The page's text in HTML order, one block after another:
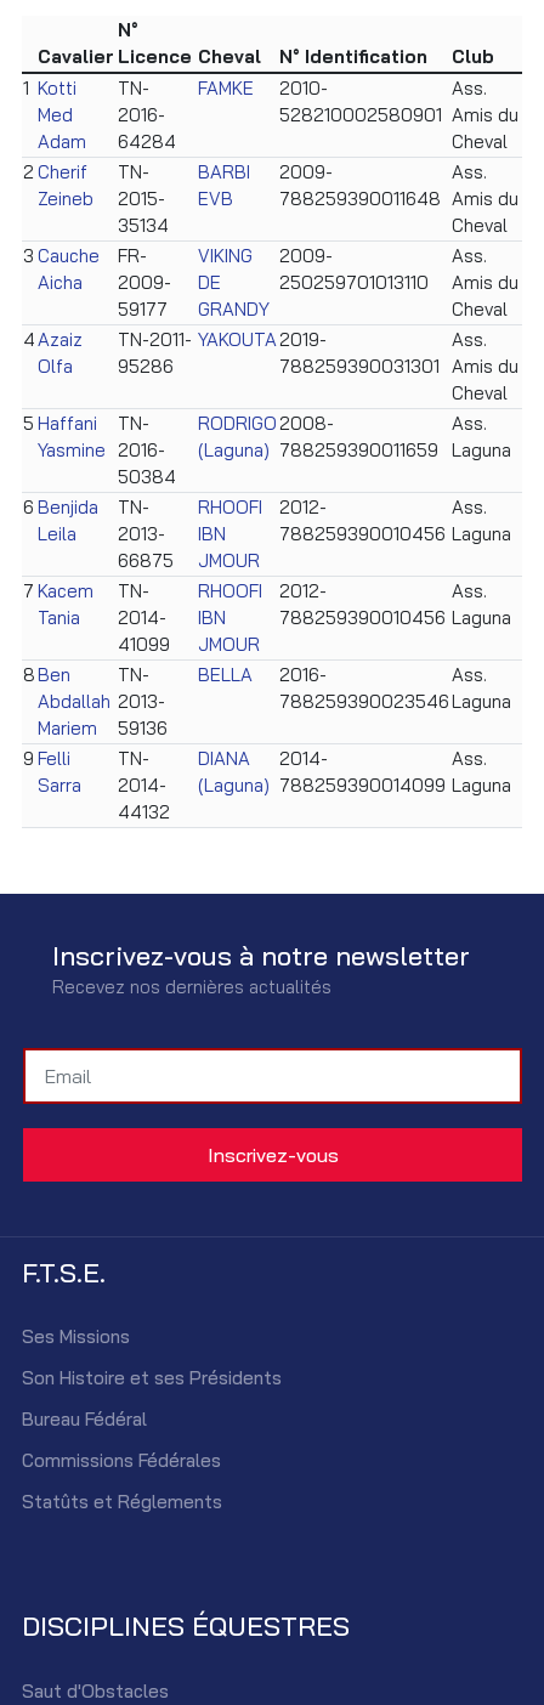
Cavalier
N°
Licence Cheval N° Identification
Club
1 Kotti
Med
Adam
TN-
2016-
64284
FAMKE
2010-
528210002580901
Ass.
Amis du
Cheval
2 Cherif
Zeineb
TN-
2015-
35134
BARBI
EVB
2009-
788259390011648
Ass.
Amis du
Cheval
3 Cauche
Aicha
FR-
2009-
59177
VIKING
DE
GRANDY
2009-
250259701013110
Ass.
Amis du
Cheval
4Azaiz
Olfa
TN-2011-
95286
YAKOUTA 2019-
788259390031301
Ass.
Amis du
Cheval
5 Haffani
Yasmine
TN-
2016-
50384
RODRIGO
(Laguna)
2008-
788259390011659
Ass.
Laguna
6 Benjida
Leila
TN-
2013-
66875
RHOOFI
IBN
JMOUR
2012-
788259390010456
Ass.
Laguna
7 Kacem
Tania
TN-
2014-
41099
RHOOFI
IBN
JMOUR
2012-
788259390010456
Ass.
Laguna
8Ben
Abdallah
Mariem
TN-
2013-
59136
BELLA
2016-
788259390023546
Ass.
Laguna
9 Felli
Sarra
TN-
2014-
44132
DIANA
(Laguna)
2014-
788259390014099
Ass.
Laguna
Inscrivez-vous à notre newsletter
Recevez nos dernières actualités
F.T.S.E.
Ses Missions
Son Histoire et ses Présidents
Bureau Fédéral
Commissions Fédérales
Statûts et Réglements
DISCIPLINES ÉQUESTRES
Saut d'Obstacles